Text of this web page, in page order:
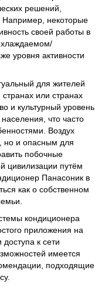
решений,
Например, некоторые
своей работы в
уровня активности
для жителей
или странах
и культурный уровень
что часто
Воздух
но и опасным для
побочные
цивилизации путём
Панасоник в
как о собственном
кондиционера
приложения на
к сети
имеется
подходящие